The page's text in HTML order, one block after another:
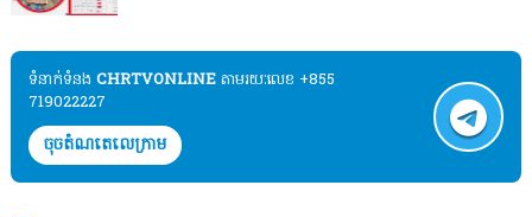
ទំនាក់ទំនង​​ CHRTVONLINE តាមរយៈលេខ +855
719022227
ចុចតំណតេលេក្រាម